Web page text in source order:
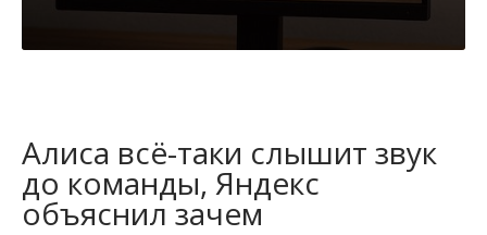
Алиса всё-таки слышит звук
до команды, Яндекс
объяснил зачем